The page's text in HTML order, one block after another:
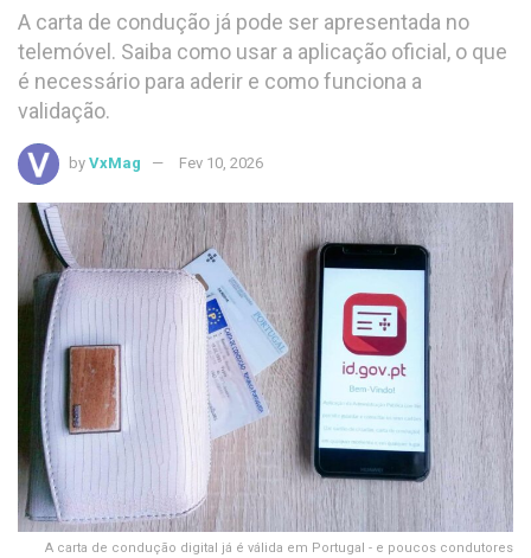
A carta de condução já pode ser apresentada no
telemóvel. Saiba como usar a aplicação oficial, o que
é necessário para aderir e como funciona a
validação.
by VxMag Fev 10, 2026
A carta de condução digital já é válida em Portugal - e poucos condutores